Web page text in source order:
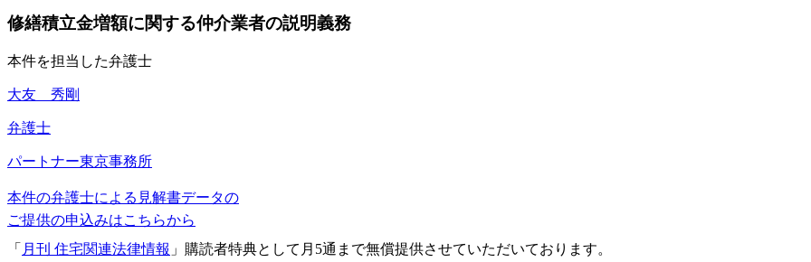
修繕積立金増額に関する仲介業者の説明義務
本件を担当した弁護士
大友 秀剛
弁護士
パートナー東京事務所
本件の弁護士による見解書データの
ご提供の申込みはこちらから
「 月刊 住宅関連法律情報 」購読者特典として月5通まで無償提供させていただいております。